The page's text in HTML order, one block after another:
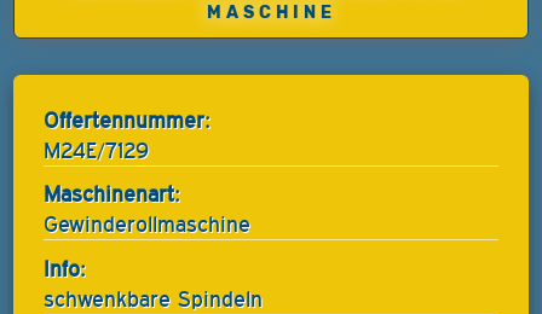
MASCHINE
Offertennummer:
M24E/7129
Maschinenart:
Gewinderollmaschine
Info:
schwenkbare Spindeln